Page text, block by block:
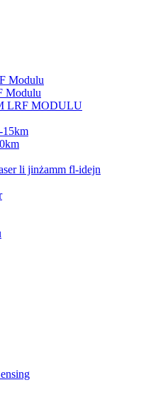
Modulu
Modulu
LRF MODULU
15km
li jinżamm fl-idejn